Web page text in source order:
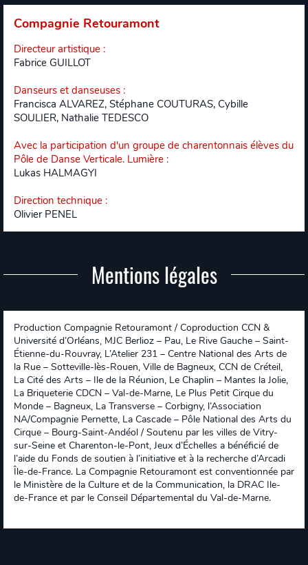
Compagnie Retouramont
Directeur artistique :
Fabrice GUILLOT
Danseurs et danseuses :
Francisca ALVAREZ, Stéphane COUTURAS, Cybille
SOULIER, Nathalie TEDESCO
Avec la participation d'un groupe de charentonnais élèves du
Pôle de Danse Verticale. Lumière :
Lukas HALMAGYI
Direction technique :
Olivier PENEL
Mentions légales
Production Compagnie Retouramont / Coproduction CCN &
Université d’Orléans, MJC Berlioz – Pau, Le Rive Gauche – Saint-
Étienne-du-Rouvray, L’Atelier 231 – Centre National des Arts de
la Rue – Sotteville-lès-Rouen, Ville de Bagneux, CCN de Créteil,
La Cité des Arts – Ile de la Réunion, Le Chaplin – Mantes la Jolie,
La Briqueterie CDCN – Val-de-Marne, Le Plus Petit Cirque du
Monde – Bagneux, La Transverse – Corbigny, l’Association
NA/Compagnie Pernette, La Cascade – Pôle National des Arts du
Cirque – Bourg-Saint-Andéol / Soutenu par les villes de Vitry-
sur-Seine et Charenton-le-Pont, Jeux d’Échelles a bénéficié de
l’aide du Fonds de soutien à l’initiative et à la recherche d’Arcadi
Île-de-France. La Compagnie Retouramont est conventionnée par
le Ministère de la Culture et de la Communication, la DRAC Ile-
de-France et par le Conseil Départemental du Val-de-Marne.